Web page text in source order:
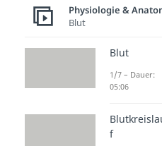
Viele Tiere,
auf eine
nennst sie
Physiologie &
Blut
Blut
1/7 – Dauer:
05:06
f